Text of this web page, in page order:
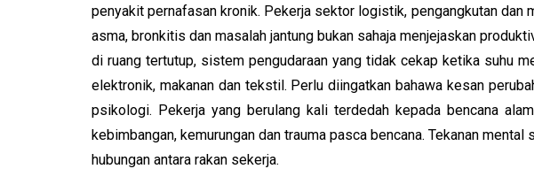
penyakit pernafasan kronik. Pekerja sektor logistik, pengangkutan
asma, bronkitis dan masalah jantung bukan sahaja menjejaskan
di ruang tertutup, sistem pengudaraan yang tidak cekap ketika suhu
elektronik, makanan dan tekstil. Perlu diingatkan bahawa kesan
psikologi. Pekerja yang berulang kali terdedah kepada bencana
kebimbangan, kemurungan dan trauma pasca bencana. Tekanan
hubungan antara rakan sekerja.